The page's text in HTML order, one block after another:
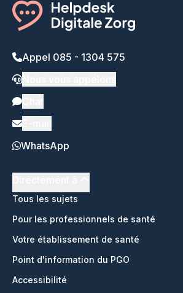
Appel 085 - 1304 575
WhatsApp
Tous les sujets
Pour les professionnels de santé
Votre établissement de santé
Point d'information du PGO
Accessibilité